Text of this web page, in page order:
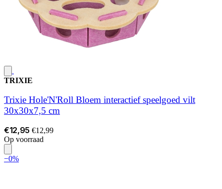
TRIXIE
Trixie Hole'N'Roll Bloem interactief speelgoed vilt
30x30x7,5 cm
€12,95 €12,99
Op voorraad
−0%